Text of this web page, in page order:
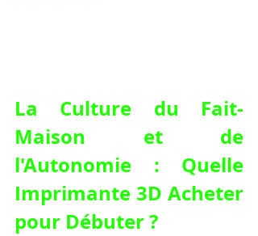
La Culture du Fait-
Maison et de
l'Autonomie : Quelle
Imprimante 3D Acheter
pour Débuter ?